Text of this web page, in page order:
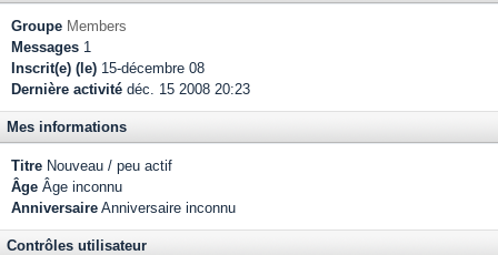
Groupe Members
Messages 1
Inscrit(e) (le) 15-décembre 08
Dernière activité déc. 15 2008 20:23
Mes informations
Titre Nouveau / peu actif
Âge Âge inconnu
Anniversaire Anniversaire inconnu
Contrôles utilisateur